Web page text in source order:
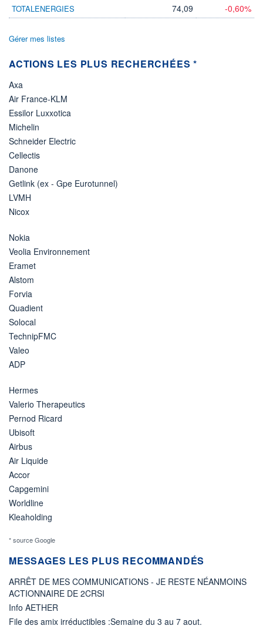
TOTALENERGIES 74,09 -0,60%
Gérer mes listes
ACTIONS LES PLUS RECHERCHÉES *
Axa
Air France-KLM
Essilor Luxxotica
Michelin
Schneider Electric
Cellectis
Danone
Getlink (ex - Gpe Eurotunnel)
LVMH
Nicox
Nokia
Veolia Environnement
Eramet
Alstom
Forvia
Quadient
Solocal
TechnipFMC
Valeo
ADP
Hermes
Valerio Therapeutics
Pernod Ricard
Ubisoft
Airbus
Air Liquide
Accor
Capgemini
Worldline
Kleaholding
* source Google
MESSAGES LES PLUS RECOMMANDÉS
ARRÊT DE MES COMMUNICATIONS - JE RESTE NÉANMOINS
ACTIONNAIRE DE 2CRSI
Info AETHER
File des amix irréductibles :Semaine du 3 au 7 aout.